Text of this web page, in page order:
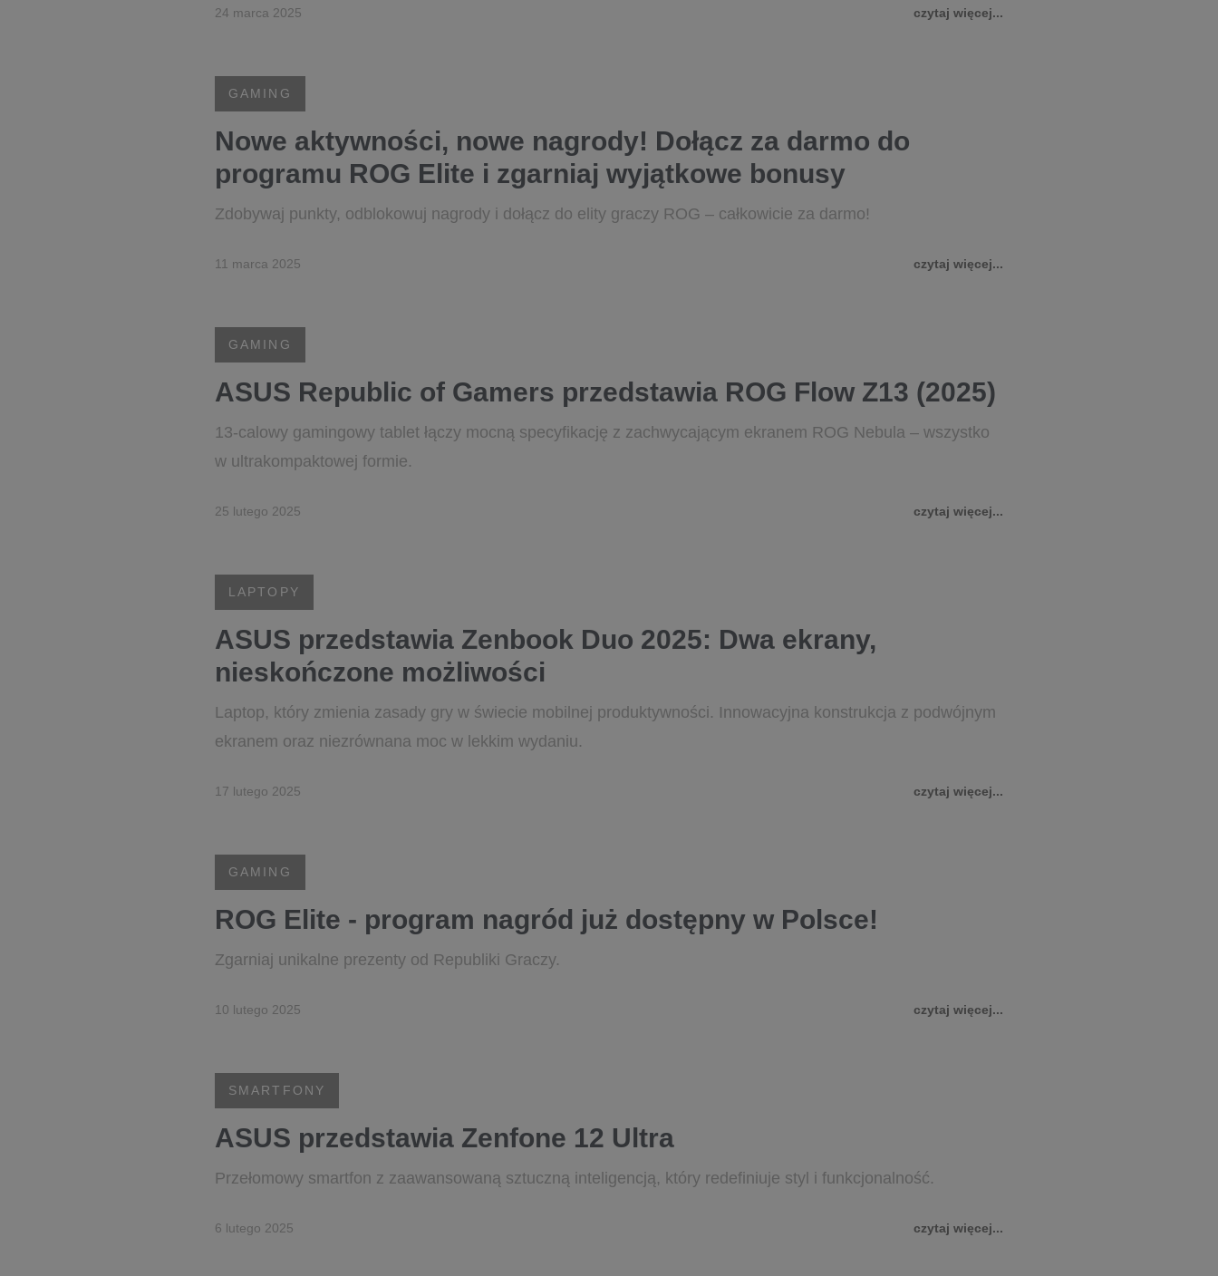
24 marca 2025 czytaj więcej...
GAMING
Nowe aktywności, nowe nagrody! Dołącz za darmo do
programu ROG Elite i zgarniaj wyjątkowe bonusy
Zdobywaj punkty, odblokowuj nagrody i dołącz do elity graczy ROG – całkowicie za darmo!
11 marca 2025 czytaj więcej...
GAMING
ASUS Republic of Gamers przedstawia ROG Flow Z13 (2025)
13-calowy gamingowy tablet łączy mocną specyfikację z zachwycającym ekranem ROG Nebula – wszystko
w ultrakompaktowej formie.
25 lutego 2025 czytaj więcej...
LAPTOPY
ASUS przedstawia Zenbook Duo 2025: Dwa ekrany,
nieskończone możliwości
Laptop, który zmienia zasady gry w świecie mobilnej produktywności. Innowacyjna konstrukcja z podwójnym
ekranem oraz niezrównana moc w lekkim wydaniu.
17 lutego 2025 czytaj więcej...
GAMING
ROG Elite - program nagród już dostępny w Polsce!
Zgarniaj unikalne prezenty od Republiki Graczy.
10 lutego 2025 czytaj więcej...
SMARTFONY
ASUS przedstawia Zenfone 12 Ultra
Przełomowy smartfon z zaawansowaną sztuczną inteligencją, który redefiniuje styl i funkcjonalność.
6 lutego 2025 czytaj więcej...